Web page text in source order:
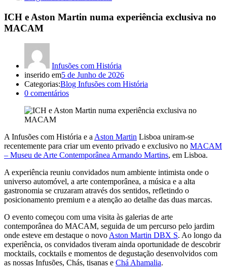
ICH e Aston Martin numa experiência exclusiva no
MACAM
Infusões com História
inserido em5 de Junho de 2026
Categorias:Blog Infusões com História
0 comentários
A Infusões com História e aAston Martin Lisboa uniram-se
recentemente para criar um evento privado e exclusivo no MACAM
– Museu de Arte Contemporânea Armando Martins, em Lisboa.
A experiência reuniu convidados num ambiente intimista onde o
universo automóvel, a arte contemporânea, a música e a alta
gastronomia se cruzaram através dos sentidos, refletindo o
posicionamento premium e a atenção ao detalhe das duas marcas.
O evento começou com uma visita às galerias de arte
contemporânea do MACAM, seguida de um percurso pelo jardim
onde esteve em destaque o novoAston Martin DBX S. Ao longo da
experiência, os convidados tiveram ainda oportunidade de descobrir
mocktails, cocktails e momentos de degustação desenvolvidos com
as nossas Infusões, Chás, tisanas e Chá Ahamalia.